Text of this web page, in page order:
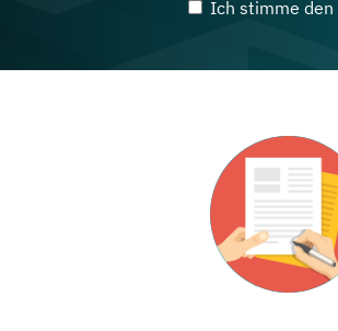
Ich stimme den